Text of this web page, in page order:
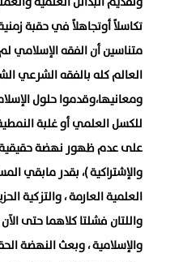
تكاسلاً أوتجاهلاً في حقبة
العالم كله بالفقه الشرعي
ومعانيها،وقدموا حلول
للكسل العلمي أو غلبة
على عدم ظهور نهضة حقيقية
والإشتراكية )، بقدر مابقي
العلمية العارمة ، والتزكية
واللتان فشلتا كلاهما حتى
والإسلامية ، وبعث النهضة